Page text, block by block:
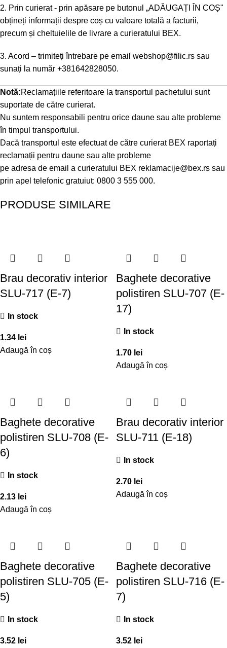
2. Prin curierat - prin apăsare pe butonul „ADĂUGAȚI ÎN COȘ"
obțineți informații despre coș cu valoare totală a facturii,
precum și cheltuielile de livrare a curieratului BEX.
3. Acord – trimiteți întrebare pe email webshop@filic.rs sau
sunați la număr +381642828050.
Notă:Reclamațiile referitoare la transportul pachetului sunt
suportate de către curierat.
Nu suntem responsabili pentru orice daune sau alte probleme
în timpul transportului.
Dacă transportul este efectuat de către curierat BEX raportați
reclamații pentru daune sau alte probleme
pe adresa de email a curieratului BEX reklamacije@bex.rs sau
prin apel telefonic gratuiut: 0800 3 555 000.
PRODUSE SIMILARE
Brau decorativ interior
SLU-717 (E-7)
In stock
1.34 lei
Adaugă în coș
Baghete decorative
polistiren SLU-707 (E-
17)
In stock
1.70 lei
Adaugă în coș
Baghete decorative
polistiren SLU-708 (E-
6)
In stock
2.13 lei
Adaugă în coș
Brau decorativ interior
SLU-711 (E-18)
In stock
2.70 lei
Adaugă în coș
Baghete decorative
polistiren SLU-705 (E-
5)
In stock
3.52 lei
Baghete decorative
polistiren SLU-716 (E-
7)
In stock
3.52 lei